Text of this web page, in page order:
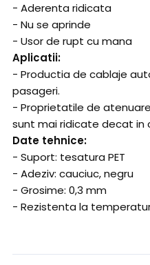
- Aderenta ridicata
- Nu se aprinde
- Usor de rupt cu mana
Aplicatii:
- Productia de cablaje
pasageri.
- Proprietatile de
sunt mai ridicate decat in
Date tehnice:
- Suport: tesatura PET
- Adeziv: cauciuc, negru
- Grosime: 0,3 mm
- Rezistenta la